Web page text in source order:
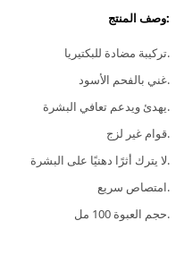
:وصف المنتج
.تركيبة مضادة للبكتيريا
.غني بالفحم الأسود
.يهدئ ويدعم تعافي البشرة
.قوام غير لزج
.لا يترك أثرًا دهنيًا على البشرة
.امتصاص سريع
.حجم العبوة 100 مل